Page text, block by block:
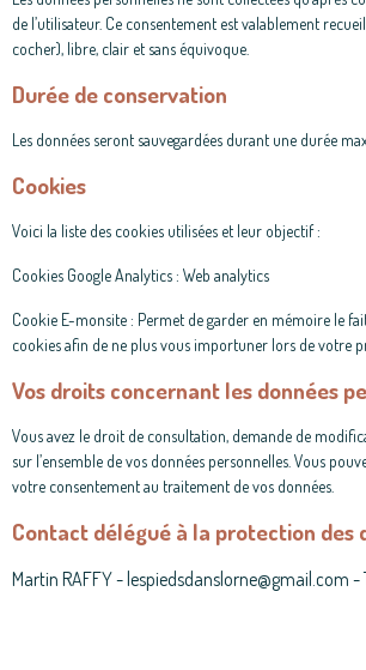
de l’utilisateur. Ce consentement est valablement
cocher), libre, clair et sans équivoque.
Durée de conservation
Les données seront sauvegardées durant une durée
Cookies
Voici la liste des cookies utilisées et leur objectif :
Cookies Google Analytics : Web analytics
Cookie E-monsite : Permet de garder en mémoire le
cookies afin de ne plus vous importuner lors de votre
Vos droits concernant les données
Vous avez le droit de consultation, demande de
sur l’ensemble de vos données personnelles. Vous
votre consentement au traitement de vos données.
Contact délégué à la protection des
Martin RAFFY - lespiedsdanslorne@gmail.com